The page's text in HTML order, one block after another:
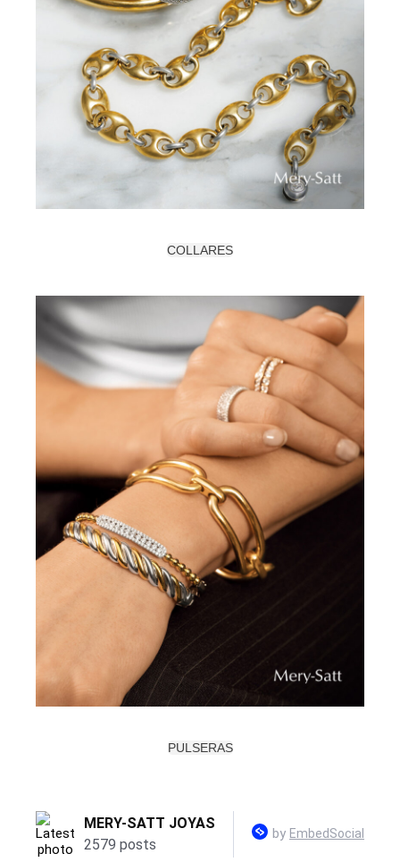
COLLARES
PULSERAS